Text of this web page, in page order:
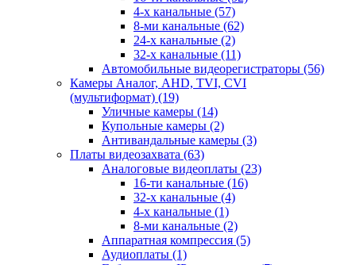
4-х канальные (57)
8-ми канальные (62)
24-х канальные (2)
32-х канальные (11)
Автомобильные видеорегистраторы (56)
Камеры Аналог, AHD, TVI, CVI
(мультиформат) (19)
Уличные камеры (14)
Купольные камеры (2)
Антивандальные камеры (3)
Платы видеозахвата (63)
Аналоговые видеоплаты (23)
16-ти канальные (16)
32-х канальные (4)
4-х канальные (1)
8-ми канальные (2)
Аппаратная компрессия (5)
Аудиоплаты (1)